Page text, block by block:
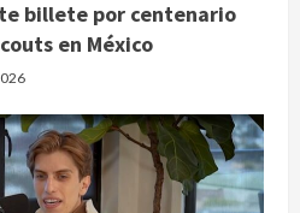
billete por centenario
en México